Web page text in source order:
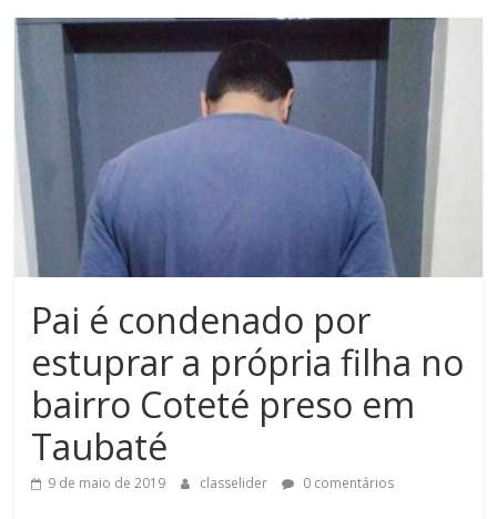
Pai é condenado por
estuprar a própria filha no
bairro Coteté preso em
Taubaté
9 de maio de 2019 classelider 0 comentários